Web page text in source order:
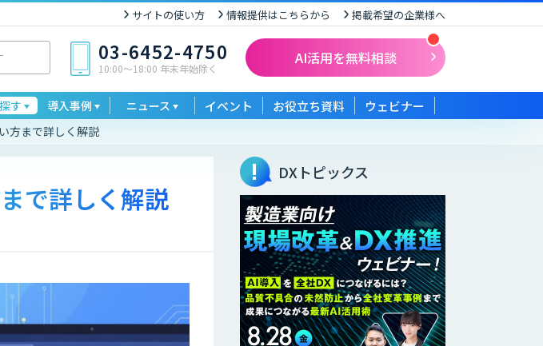
サイトの使い方 情報提供はこちらから 掲載希望の企業様へ
03-6452-4750
10:00〜18:00 年末年始除く
AI活用を無料相談
す 導入事例 ニュース イベント お役立ち資料 ウェビナー
方まで詳しく解説
で詳しく解説
DXトピックス